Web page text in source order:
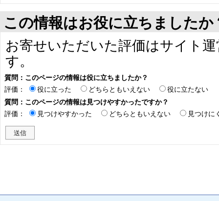
この情報はお役に立ちましたか
お寄せいただいた評価はサイト
す。
質問：このページの情報は役に立ちましたか？
評価：
役に立った どちらともいえない
役に立たない
質問：このページの情報は見つけやすかったですか？
評価：
見つけやすかった どちらともいえない 見つけに